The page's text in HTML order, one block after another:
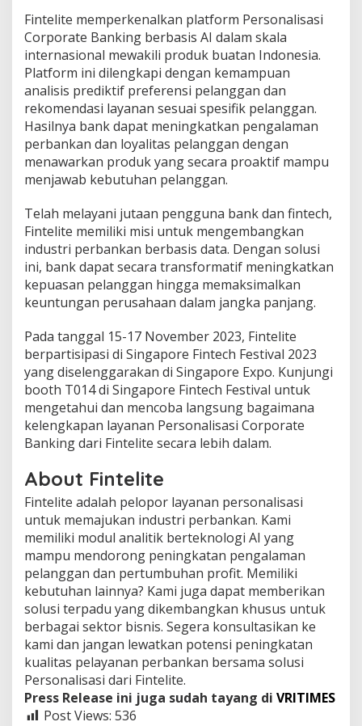
d
i
S
i
n
g
a
p
r
e
F
n
e
c
h
F
e
s
i
v
a
l
2
0
2
3
Fintelite memperkenalkan platform Personalisasi
Corporate Banking berbasis AI dalam skala
internasional mewakili produk buatan Indonesia.
Platform ini dilengkapi dengan kemampuan
analisis prediktif preferensi pelanggan dan
rekomendasi layanan sesuai spesifik pelanggan.
Hasilnya bank dapat meningkatkan pengalaman
perbankan dan loyalitas pelanggan dengan
menawarkan produk yang secara proaktif mampu
menjawab kebutuhan pelanggan.
Telah melayani jutaan pengguna bank dan fintech,
Fintelite memiliki misi untuk mengembangkan
industri perbankan berbasis data. Dengan solusi
ini, bank dapat secara transformatif meningkatkan
kepuasan pelanggan hingga memaksimalkan
keuntungan perusahaan dalam jangka panjang.
Pada tanggal 15-17 November 2023, Fintelite
berpartisipasi di Singapore Fintech Festival 2023
yang diselenggarakan di Singapore Expo. Kunjungi
booth T014 di Singapore Fintech Festival untuk
mengetahui dan mencoba langsung bagaimana
kelengkapan layanan Personalisasi Corporate
Banking dari Fintelite secara lebih dalam.
About Fintelite
Fintelite adalah pelopor layanan personalisasi
untuk memajukan industri perbankan. Kami
memiliki modul analitik berteknologi AI yang
mampu mendorong peningkatan pengalaman
pelanggan dan pertumbuhan profit. Memiliki
kebutuhan lainnya? Kami juga dapat memberikan
solusi terpadu yang dikembangkan khusus untuk
berbagai sektor bisnis. Segera konsultasikan ke
kami dan jangan lewatkan potensi peningkatan
kualitas pelayanan perbankan bersama solusi
Personalisasi dari Fintelite.
Press Release ini juga sudah tayang di VRITIMES
Post Views: 536